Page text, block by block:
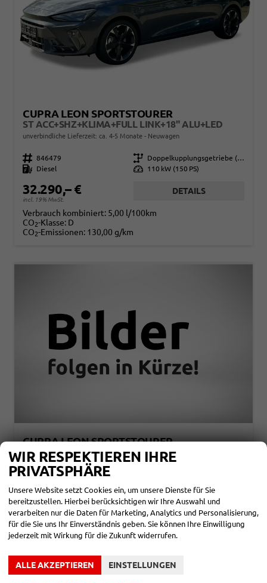
CUPRA LEON SPORTSTOURER
ST ACC+SHZ+KLIMA+FULL LINK+18" ALU+LED
unverbindliche Lieferzeit: ca. 4-5 Monate Neuwagen
Fahrzeugnr. 846479 Getriebe
Doppelkupplungsgetriebe (DSG)
Kraftstoff
Diesel Leistung 110 kW (150 PS)
32.290,– €
incl. 19% MwSt.
DETAILS
Verbrauch kombiniert: 5,00 l/100km
CO2-Klasse: D
CO2-Emissionen: 130,00 g/km
CUPRA LEON SPORTSTOURER
1,5 ETSI DSG 110KW 5 JAHRE MJ27
unverbindliche Lieferzeit: 3 Monate Neuwagen
858052
Automatik
32.590,– €
incl. 19% MwSt.
DETAILS
Verbrauch kombiniert: 5,50 l/100km
CO2 -Emissionen:124,00 g/km
WIR RESPEKTIEREN IHRE
PRIVATSPHÄRE
Unsere Website setzt Cookies ein, um unsere Dienste für Sie
bereitzustellen. Hierbei berücksichtigen wir Ihre Auswahl und
verarbeiten nur die Daten für Marketing, Analytics und Personalisierung,
für die Sie uns Ihr Einverständnis geben. Sie können Ihre Einwilligung
jederzeit mit Wirkung für die Zukunft widerrufen.
ALLE AKZEPTIEREN EINSTELLUNGEN